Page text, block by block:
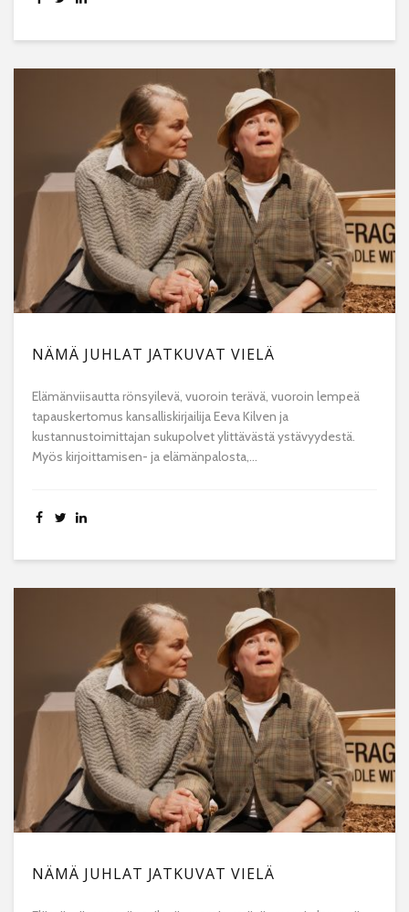
NÄMÄ JUHLAT JATKUVAT VIELÄ
Elämänviisautta rönsyilevä, vuoroin terävä, vuoroin lempeä
tapauskertomus kansalliskirjailija Eeva Kilven ja
kustannustoimittajan sukupolvet ylittävästä ystävyydestä.
Myös kirjoittamisen- ja elämänpalosta,...
NÄMÄ JUHLAT JATKUVAT VIELÄ